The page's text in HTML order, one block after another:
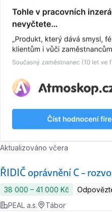
ŘIDIČ oprávnění C –
Aktualizováno včera
38 000 ‍–‍ 41 000 Kč
PEAL a.s.
Tábor